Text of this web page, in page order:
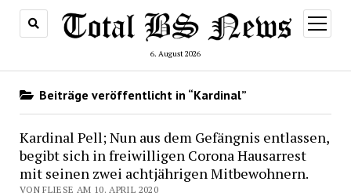
6. August 2026
Menü
öffnen
Beiträge veröffentlicht in “Kardinal”
Kardinal Pell; Nun aus dem Gefängnis entlassen,
begibt sich in freiwilligen Corona Hausarrest
mit seinen zwei achtjährigen Mitbewohnern.
VON FLIESE AM 10. APRIL 2020